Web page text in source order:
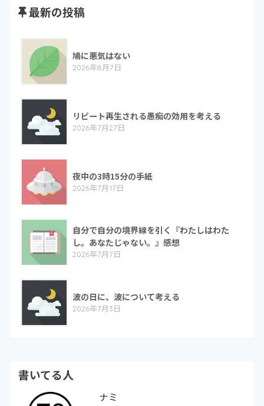
最新の投稿
鳩に悪気はない
2026年8月7日
リピート再生される愚痴の効用を考える
2026年7月27日
夜中の3時15分の手紙
2026年7月17日
自分で自分の境界線を引く『わたしはわた
し。あなたじゃない。』感想
2026年7月7日
波の日に、波について考える
2026年7月3日
書いてる人
ナミ